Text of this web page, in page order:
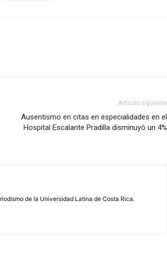
Artículo siguiente
Ausentismo en citas en especialidades en el
Hospital Escalante Pradilla disminuyó un 4%
de la Universidad Latina de Costa Rica.